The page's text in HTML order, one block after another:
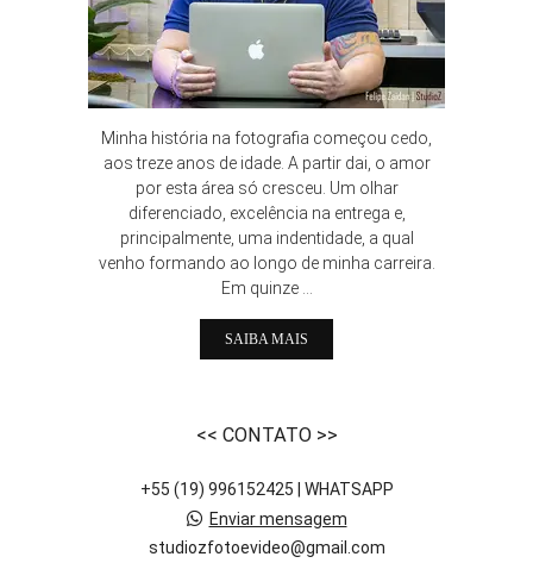
Minha história na fotografia começou cedo,
aos treze anos de idade. A partir dai, o amor
por esta área só cresceu. Um olhar
diferenciado, excelência na entrega e,
principalmente, uma indentidade, a qual
venho formando ao longo de minha carreira.
Em quinze ...
SAIBA MAIS
<< CONTATO >>
+55 (19) 996152425 | WHATSAPP
Enviar mensagem
studiozfotoevideo@gmail.com